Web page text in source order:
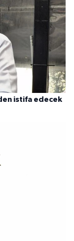
istifa edecek